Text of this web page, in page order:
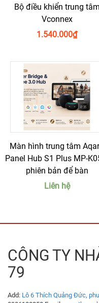
Bộ điều khiển trung tâm
Vconnex
₫
1.540.000
Màn hình trung tâm
Panel Hub S1 Plus MP-
phiên bản để bàn
Liên hệ
CÔNG TY
79
Add: Lô 6 Thích Quảng Đức,